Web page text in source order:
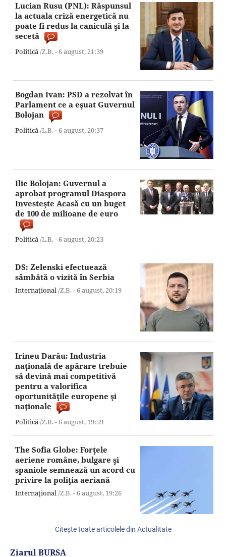
Lucian Rusu (PNL): Răspunsul
la actuala criză energetică nu
poate fi redus la caniculă şi la
secetă
Politică/Z.B. -6 august,21:39
Bogdan Ivan: PSD a rezolvat în
Parlament ce a eşuat Guvernul
Bolojan
Politică/L.B. -6 august,20:37
Ilie Bolojan: Guvernul a
aprobat programul Diaspora
Investeşte Acasă cu un buget
de 100 de milioane de euro
Politică/L.B. -6 august,20:23
DS: Zelenski efectuează
sâmbătă o vizită în Serbia
Internaţional/Z.B. -6 august,20:19
Irineu Darău: Industria
naţională de apărare trebuie
să devină mai competitivă
pentru a valorifica
oportunităţile europene şi
naţionale
Politică/Z.B. -6 august, 19:59
The Sofia Globe: Forţele
aeriene române, bulgare şi
spaniole semnează un acord cu
privire la poliţia aeriană
Internaţional/Z.B. -6 august, 19:26
Citeşte toate articolele din Actualitate
Ziarul BURSA